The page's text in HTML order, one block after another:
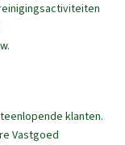
Contact
klanten.
Vastgoed